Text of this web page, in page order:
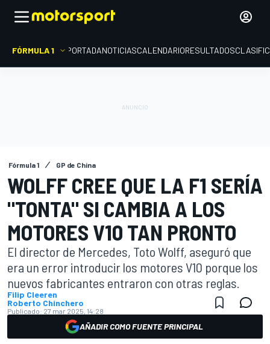
FÓRMULA 1 PORTADANOTICIASCALENDARIORESULTADOS
Fórmula 1 GP de China
WOLFF CREE QUE LA F1 SERÍA
"TONTA" SI CAMBIA A LOS
MOTORES V10 TAN PRONTO
El director de Mercedes, Toto Wolff, aseguró que
era un error introducir los motores V10 porque los
nuevos fabricantes entraron con otras reglas.
Filip Cleeren
Roberto Chinchero
Publicado: 27 mar 2025, 14:28
AÑADIR COMO FUENTE PRINCIPAL